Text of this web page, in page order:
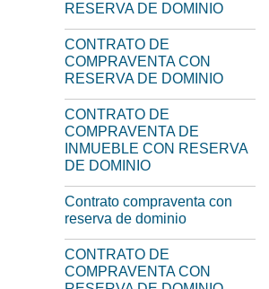
RESERVA DE DOMINIO
CONTRATO DE
COMPRAVENTA CON
RESERVA DE DOMINIO
CONTRATO DE
COMPRAVENTA DE
INMUEBLE CON RESERVA
DE DOMINIO
Contrato compraventa con
reserva de dominio
CONTRATO DE
COMPRAVENTA CON